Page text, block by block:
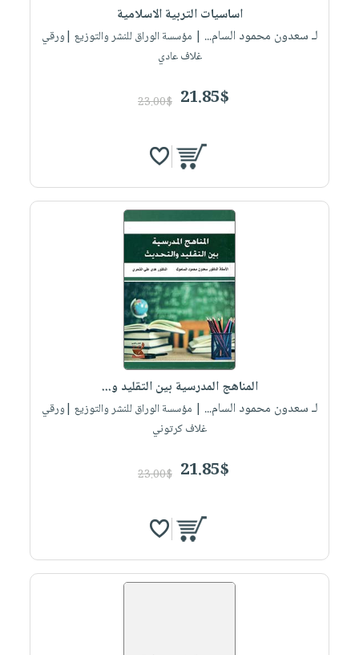
اساسيات التربية الاسلامية
لـ سعدون محمود السام... | مؤسسة الوراق للنشر والتوزيع |ورقي
غلاف عادي
21.85$
23.00$
المناهج المدرسية بين التقليد و...
لـ سعدون محمود السام... | مؤسسة الوراق للنشر والتوزيع |ورقي
غلاف كرتوني
21.85$
23.00$